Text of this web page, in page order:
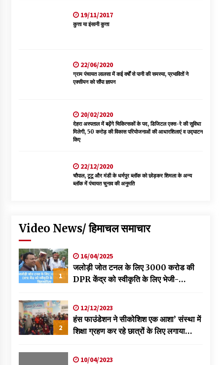
19/11/2017
कुत्ता या इंसानी कुत्ता
22/06/2020
ग्राम पंचायत लालसा में कई वर्षों से पानी की समस्या, प्रभावितों ने
एक्सीयन को सौंपा ज्ञापन
20/02/2020
देहरा अस्पताल में बढ़ेंगे चिकित्सकों के पद, डिजिटल एक्स-रे की सुविधा
मिलेगी, 50 करोड़ की विकास परियोजनाओं की आधारशिलाएं व उद्घाटन
किए
22/12/2020
चौपाल, टूटू और मंडी के धर्मपुर ब्लॉक को छोड़कर शिमला के अन्य
ब्लॉक में पंचायत चुनाव की अनुमति
Video News/ हिमाचल समाचार
1
16/04/2025
जलोड़ी जोत टनल के लिए 3000 करोड की
DPR केंद्र को स्वीकृति के लिए भेजी-
2
12/12/2023
हंस फाउंडेशन ने सीकोशिश एक आशा’ संस्था में
शिक्षा ग्रहण कर रहे छात्रों के लिए लगाया
10/04/2023